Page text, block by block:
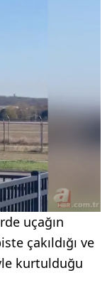
uçağın
çakıldığı ve
kurtulduğu